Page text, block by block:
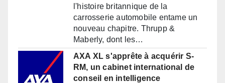
l'histoire britannique de la
carrosserie automobile entame un
nouveau chapitre. Thrupp &
Maberly, dont les…
AXA XL s'apprête à acquérir S-
RM, un cabinet international de
conseil en intelligence